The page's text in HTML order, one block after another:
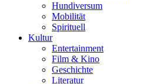
Hundiversum
Mobilität
Spirituell
Kultur
Entertainment
Film & Kino
Geschichte
Literatur